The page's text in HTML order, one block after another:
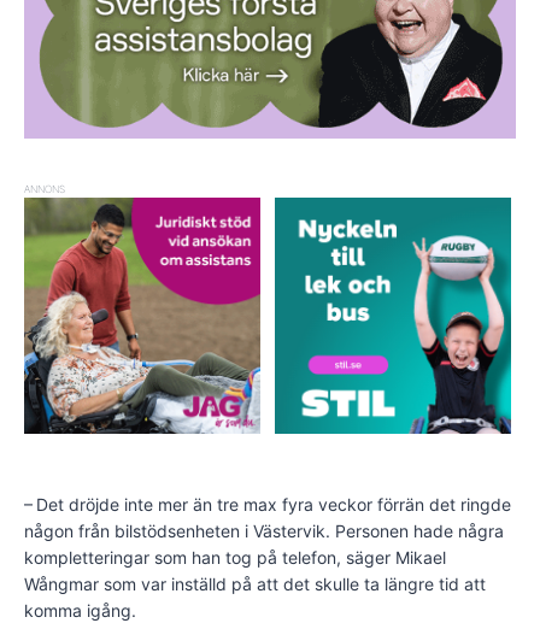
ANNONS
– Det dröjde inte mer än tre max fyra veckor förrän det ringde
någon från bilstödsenheten i Västervik. Personen hade några
kompletteringar som han tog på telefon, säger Mikael
Wångmar som var inställd på att det skulle ta längre tid att
komma igång.